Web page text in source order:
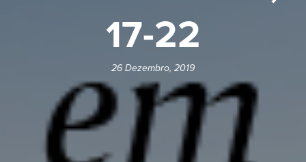
17-22
26 Dezembro, 2019